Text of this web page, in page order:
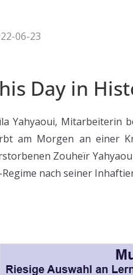
06-23
Day in
Yahyaoui, Mitarbeiterin
am Morgen an einer
Zouheïr
Regime nach seiner